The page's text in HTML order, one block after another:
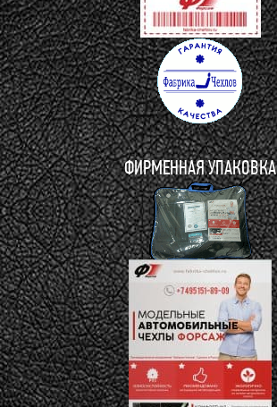
ФИРМЕННАЯ УПАКОВКА